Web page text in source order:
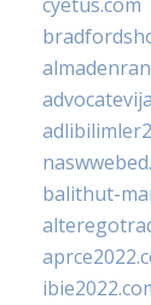
balithut-